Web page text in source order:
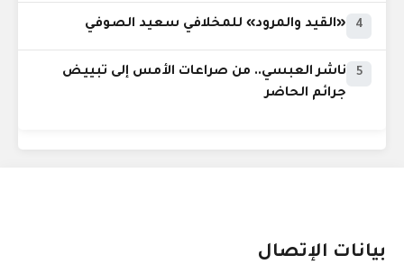
4 «القيد والمرود» للمخلافي سعيد الصوفي
5
ناشر العبسي.. من صراعات الأمس إلى تبييض
جرائم الحاضر
بيانات الإتصال